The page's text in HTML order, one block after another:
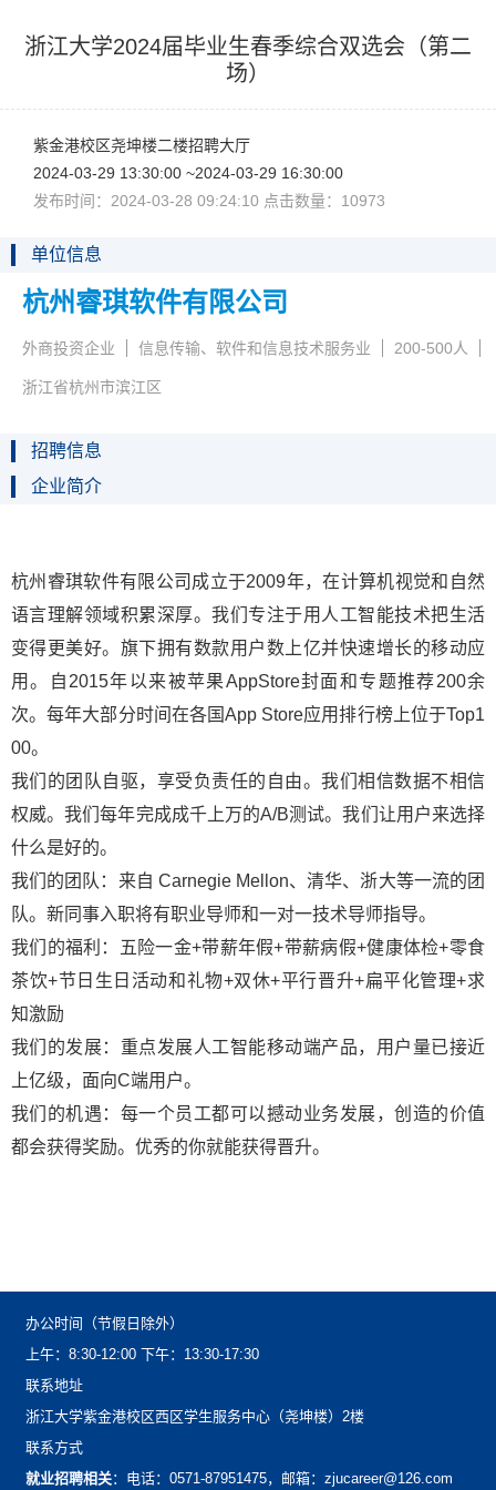
浙江大学2024届毕业生春季综合双选会（第二
场）
紫金港校区尧坤楼二楼招聘大厅
2024-03-2913:30:00~2024-03-2916:30:00
发布时间：2024-03-2809:24:10点击数量：10973
单位信息
杭州睿琪软件有限公司
外商投资企业 信息传输、软件和信息技术服务业 200-500人
浙江省杭州市滨江区
招聘信息
企业简介
杭州睿琪软件有限公司成立于2009年，在计算机视觉和自然
语言理解领域积累深厚。我们专注于用人工智能技术把生活
变得更美好。旗下拥有数款用户数上亿并快速增长的移动应
用。自2015年以来被苹果AppStore封面和专题推荐200余
次。每年大部分时间在各国AppStore应用排行榜上位于Top1
00。
我们的团队自驱，享受负责任的自由。我们相信数据不相信
权威。我们每年完成成千上万的A/B测试。我们让用户来选择
什么是好的。
我们的团队：来自CarnegieMellon、清华、浙大等一流的团
队。新同事入职将有职业导师和一对一技术导师指导。
我们的福利：五险一金+带薪年假+带薪病假+健康体检+零食
茶饮+节日生日活动和礼物+双休+平行晋升+扁平化管理+求
知激励
我们的发展：重点发展人工智能移动端产品，用户量已接近
上亿级，面向C端用户。
我们的机遇：每一个员工都可以撼动业务发展，创造的价值
都会获得奖励。优秀的你就能获得晋升。
办公时间（节假日除外）
上午：8:30-12:00下午：13:30-17:30
联系地址
浙江大学紫金港校区西区学生服务中心（尧坤楼）2楼
联系方式
就业招聘相关：电话：0571-87951475，邮箱：zjucareer@126.com